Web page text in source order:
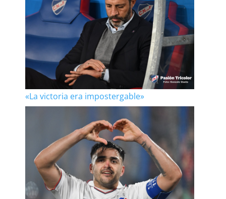
«La victoria era impostergable»